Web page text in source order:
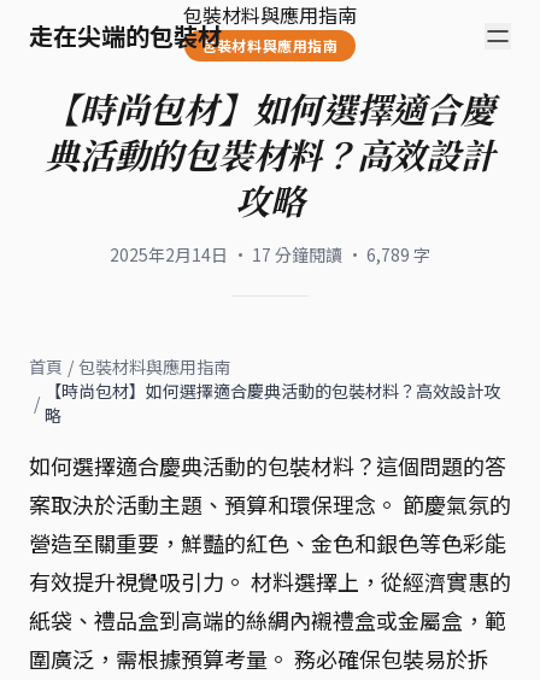
走在尖端的包裝材
包裝材料與應用指南
包裝材料與應用指南
【時尚包材】如何選擇適合慶
典活動的包裝材料？高效設計
攻略
2025年2月14日 · 17 分鐘閱讀 · 6,789 字
首頁 / 包裝材料與應用指南
/
【時尚包材】如何選擇適合慶典活動的包裝材料？高效設計攻
略
如何選擇適合慶典活動的包裝材料？這個問題的答
案取決於活動主題、預算和環保理念。 節慶氣氛的
營造至關重要，鮮豔的紅色、金色和銀色等色彩能
有效提升視覺吸引力。 材料選擇上，從經濟實惠的
紙袋、禮品盒到高端的絲綢內襯禮盒或金屬盒，範
圍廣泛，需根據預算考量。 務必確保包裝易於拆